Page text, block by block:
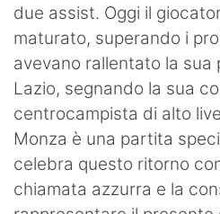
due assist. Oggi il
maturato, superando i
avevano rallentato la sua
Lazio, segnando la sua
centrocampista di alto
Monza è una partita
celebra questo ritorno
chiamata azzurra e la